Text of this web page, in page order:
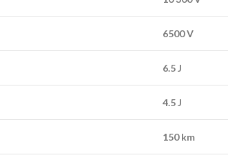
6500 V
6.5 J
4.5 J
150 km